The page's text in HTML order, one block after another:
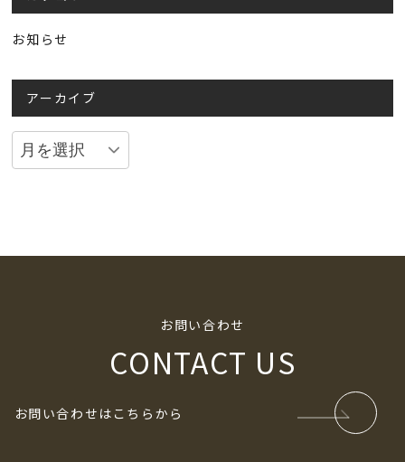
お知らせ
アーカイブ
ア
ー
お問い合わせ
CONTACT US
お問い合わせはこちらから